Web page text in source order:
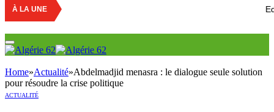
À LA UNE Education
Home»Actualité»Abdelmadjid menasra : le dialogue seule solution
pour résoudre la crise politique
ACTUALITÉ